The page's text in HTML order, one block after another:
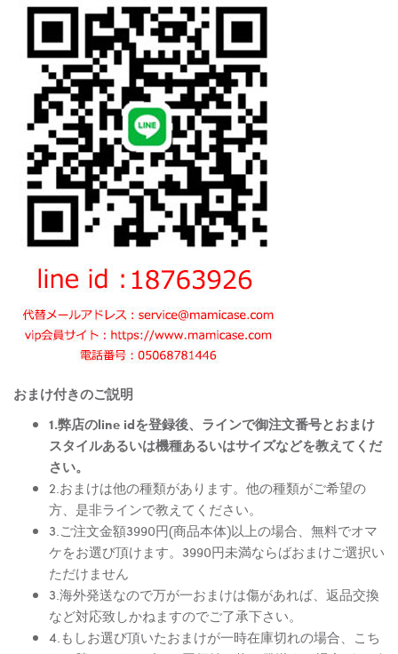
おまけ付きのご説明
1.弊店のline idを登録後、ラインで御注文番号とおまけ
スタイルあるいは機種あるいはサイズなどを教えてくだ
さい。
2.おまけは他の種類があります。他の種類がご希望の
方、是非ラインで教えてください。
3.ご注文金額3990円(商品本体)以上の場合、無料でオマ
ケをお選び頂けます。3990円未満ならばおまけご選択い
ただけません
3.海外発送なので万が一おまけは傷があれば、返品交換
など対応致しかねますのでご了承下さい。
4.もしお選び頂いたおまけが一時在庫切れの場合、こち